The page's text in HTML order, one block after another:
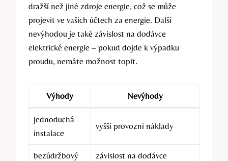
dražší než jiné zdroje energie, což se může
projevit ve vašich účtech ‌za energie. ​Další
nevýhodou je také závislost ‍na dodávce
elektrické energie – pokud dojde k výpadku
proudu, nemáte možnost topit.
Výhody Nevýhody
jednoduchá
⁢instalace
vyšší provozní náklady
bezúdržbový
závislost na dodávce